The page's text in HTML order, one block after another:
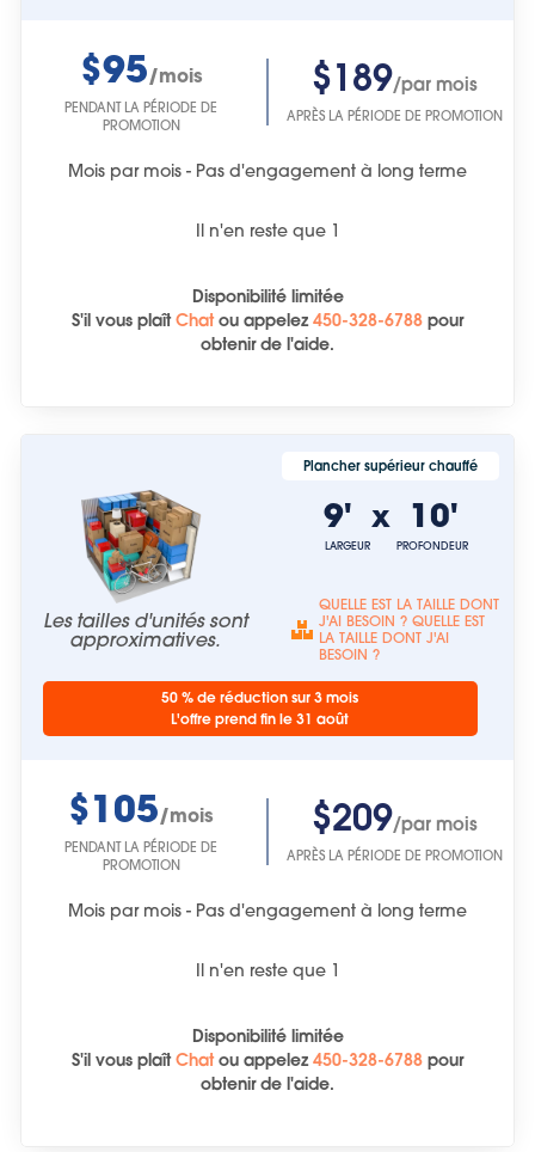
$95/mois
PENDANT LA PÉRIODE DE
PROMOTION
$189/par mois
APRÈS LA PÉRIODE DE PROMOTION
Mois par mois - Pas d'engagement à long terme
Il n'en reste que 1
Disponibilité limitée
S'il vous plaîtChatou appelez450-328-6788 pour
obtenir de l'aide.
Les tailles d'unités sont
approximatives.
Plancher supérieur chauffé
9'
LARGEUR
x 10'
PROFONDEUR
QUELLE EST LA TAILLE DONT
J'AI BESOIN ? QUELLE EST
LA TAILLE DONT J'AI
BESOIN ?
50 % de réduction sur 3 mois
L'offre prend fin le 31 août
$105/mois
PENDANT LA PÉRIODE DE
PROMOTION
$209/par mois
APRÈS LA PÉRIODE DE PROMOTION
Mois par mois - Pas d'engagement à long terme
Il n'en reste que 1
Disponibilité limitée
S'il vous plaîtChatou appelez450-328-6788 pour
obtenir de l'aide.